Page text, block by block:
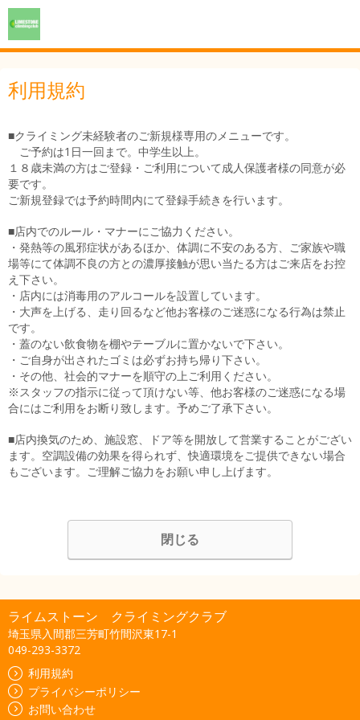
利用規約
■クライミング未経験者のご新規様専用のメニューです。
ご予約は1日一回まで。中学生以上。
１８歳未満の方はご登録・ご利用について成人保護者様の同意が必
要です。
ご新規登録では予約時間内にて登録手続きを行います。
■店内でのルール・マナーにご協力ください。
・発熱等の風邪症状があるほか、体調に不安のある方、ご家族や職
場等にて体調不良の方との濃厚接触が思い当たる方はご来店をお控
え下さい。
・店内には消毒用のアルコールを設置しています。
・大声を上げる、走り回るなど他お客様のご迷惑になる行為は禁止
です。
・蓋のない飲食物を棚やテーブルに置かないで下さい。
・ご自身が出されたゴミは必ずお持ち帰り下さい。
・その他、社会的マナーを順守の上ご利用ください。
※スタッフの指示に従って頂けない等、他お客様のご迷惑になる場
合にはご利用をお断り致します。予めご了承下さい。
■店内換気のため、施設窓、ドア等を開放して営業することがござい
ます。空調設備の効果を得られず、快適環境をご提供できない場合
もございます。ご理解ご協力をお願い申し上げます。
閉じる
ライムストーン クライミングクラブ
埼玉県入間郡三芳町竹間沢東17-1
049-293-3372
利用規約
プライバシーポリシー
お問い合わせ